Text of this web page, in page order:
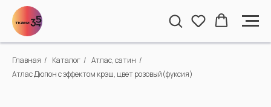
Главная / Каталог / Атлас, сатин /
Атлас Дюпон с эффектом крэш, цвет розовый(фуксия)